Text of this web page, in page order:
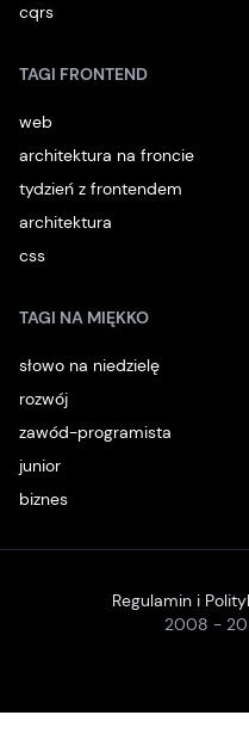
cqrs
TAGI FRONTEND
web
architektura na froncie
tydzień z frontendem
architektura
css
TAGI NA MIĘKKO
słowo na niedzielę
rozwój
zawód-programista
junior
biznes
2008 -
Regulamin i